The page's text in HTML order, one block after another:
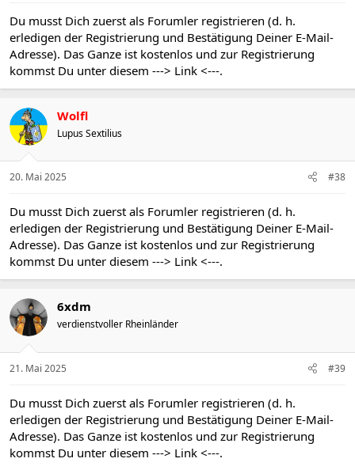
Du musst Dich zuerst als Forumler registrieren (d. h.
erledigen der Registrierung und Bestätigung Deiner E-Mail-
Adresse). Das Ganze ist kostenlos und zur Registrierung
kommst Du unter diesem ---> Link <---.
Wolfl
Lupus Sextilius
20. Mai 2025 #38
Du musst Dich zuerst als Forumler registrieren (d. h.
erledigen der Registrierung und Bestätigung Deiner E-Mail-
Adresse). Das Ganze ist kostenlos und zur Registrierung
kommst Du unter diesem ---> Link <---.
6xdm
verdienstvoller Rheinländer
21. Mai 2025 #39
Du musst Dich zuerst als Forumler registrieren (d. h.
erledigen der Registrierung und Bestätigung Deiner E-Mail-
Adresse). Das Ganze ist kostenlos und zur Registrierung
kommst Du unter diesem ---> Link <---.